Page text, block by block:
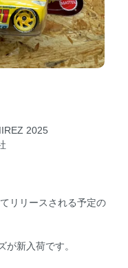
2025
リリースされる予定の
新入荷です。